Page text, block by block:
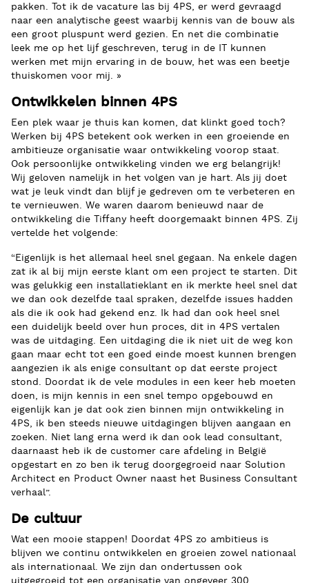
pakken. Tot ik de vacature las bij 4PS, er werd gevraagd
naar een analytische geest waarbij kennis van de bouw als
een groot pluspunt werd gezien. En net die combinatie
leek me op het lijf geschreven, terug in de IT kunnen
werken met mijn ervaring in de bouw, het was een beetje
thuiskomen voor mij. »
Ontwikkelen binnen 4PS
Een plek waar je thuis kan komen, dat klinkt goed toch?
Werken bij 4PS betekent ook werken in een groeiende en
ambitieuze organisatie waar ontwikkeling voorop staat.
Ook persoonlijke ontwikkeling vinden we erg belangrijk!
Wij geloven namelijk in het volgen van je hart. Als jij doet
wat je leuk vindt dan blijf je gedreven om te verbeteren en
te vernieuwen. We waren daarom benieuwd naar de
ontwikkeling die Tiffany heeft doorgemaakt binnen 4PS. Zij
vertelde het volgende:
“Eigenlijk is het allemaal heel snel gegaan. Na enkele dagen
zat ik al bij mijn eerste klant om een project te starten. Dit
was gelukkig een installatieklant en ik merkte heel snel dat
we dan ook dezelfde taal spraken, dezelfde issues hadden
als die ik ook had gekend enz. Ik had dan ook heel snel
een duidelijk beeld over hun proces, dit in 4PS vertalen
was de uitdaging. Een uitdaging die ik niet uit de weg kon
gaan maar echt tot een goed einde moest kunnen brengen
aangezien ik als enige consultant op dat eerste project
stond. Doordat ik de vele modules in een keer heb moeten
doen, is mijn kennis in een snel tempo opgebouwd en
eigenlijk kan je dat ook zien binnen mijn ontwikkeling in
4PS, ik ben steeds nieuwe uitdagingen blijven aangaan en
zoeken. Niet lang erna werd ik dan ook lead consultant,
daarnaast heb ik de customer care afdeling in België
opgestart en zo ben ik terug doorgegroeid naar Solution
Architect en Product Owner naast het Business Consultant
verhaal”.
De cultuur
Wat een mooie stappen! Doordat 4PS zo ambitieus is
blijven we continu ontwikkelen en groeien zowel nationaal
als internationaal. We zijn dan ondertussen ook